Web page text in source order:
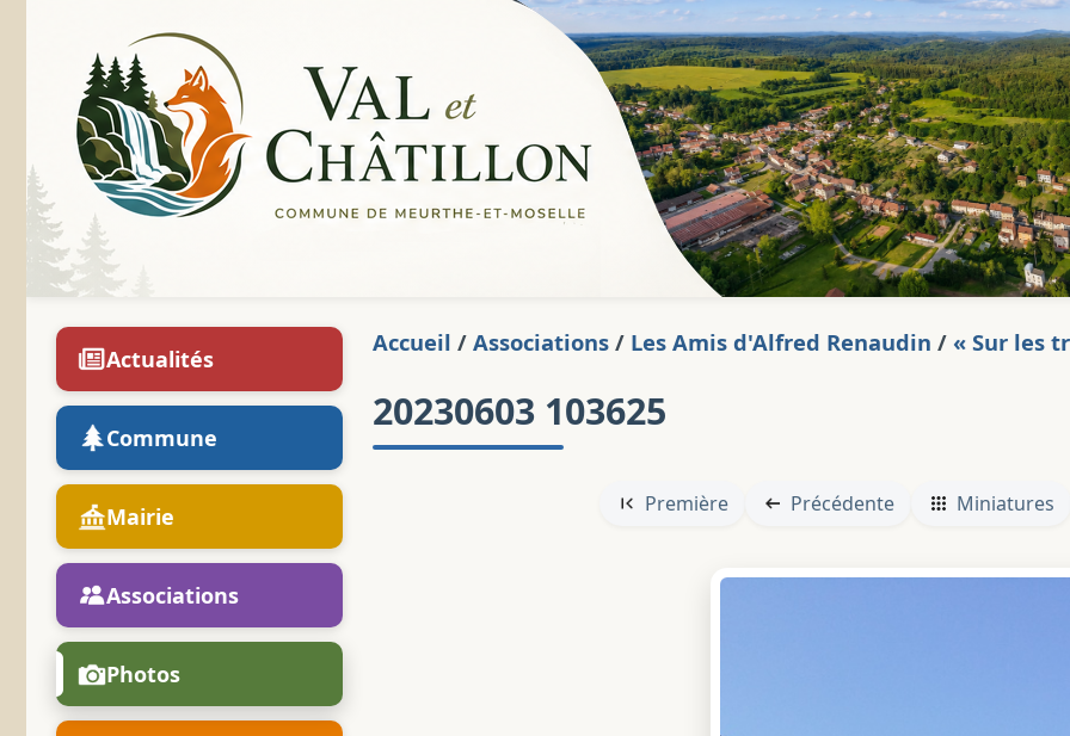
Actualités
Commune
Mairie
Associations
Photos
Accueil / Associations / Les Amis d'Alfred Renaudin / « Sur les
20230603 103625
Première Précédente Miniatures